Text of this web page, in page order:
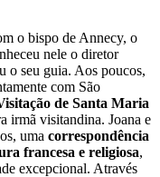
o bispo de Annecy, o
nele o diretor
o seu guia. Aos poucos,
com São
de Santa Maria
irmã visitandina. Joana e
uma correspondência
francesa e religiosa,
excepcional. Através